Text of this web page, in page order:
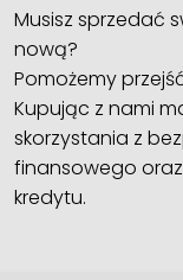
Musisz sprzedać
nową?
Pomożemy
Kupując z nami
skorzystania z
finansowego
kredytu.